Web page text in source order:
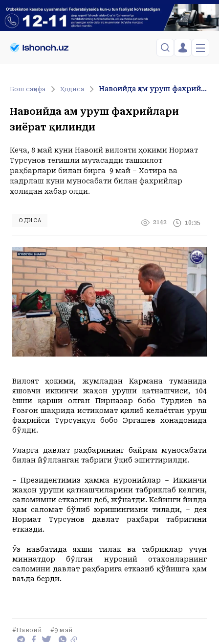
Жамият
Иқтисод
ХОРИЖ
Сиёсат
ЎЗГАЧА РАКУРС
МЕҲНАТ ҲУҚУҚИ
ҲОДИСА
Маданият ва маърифат
Адабиёт
Илмий ишлар
Мақолалар
Касаба фаоллари учун қўлланмалар
БОШҚАЛАР
Суратлар сўзлаганда...
Колумнистлар
АРХИВ
Ўзбекистон журналистлари
Toshkent Shahar
+27 c
Hozir
+27C
23:00
+25C
O'z Ўз
Telefon raqamingizni kiritng
Менинг саҳифам
СақланганларToshkent Shahar
+27
Hozir
+27C
Juma, 07 +27 +20
Shanba, 08 +29 +20
Yakshanba, 09 +29 +20
Dushanba, 10 +27 +20
Seshanba, 11 +28 +20
Chorshanba, 12 +28 +20
Payshanba, 13 +26 +20
Juma, 14 null
Бош саҳифа Ҳодиса Навоийда ҳам уруш фахрийлари зиёрат қилинди
Навоийда ҳам уруш фахрийлари
зиёрат қилинди
Кеча, 8 май куни Навоий вилояти ҳокими Нормат
Турсунов тегишли мутасадди ташкилот
раҳбарлари билан бирга 9 май – Хотира ва
қадрлаш куни муносабати билан фахрийлар
ҳолидан хабар олди.
ҲОДИСА 2142 10:35
Вилоят ҳокими, жумладан Кармана туманида
яшовчи иккинчи жаҳон уруши қатнашчиси, 104
ёшни қарши олган Пирназар бобо Турдиев ва
Ғозғон шаҳрида истиқомат қилиб келаётган уруш
фахрийси Турсунқул бобо Эргашев хонадонида
бўлди.
Уларга давлат раҳбарининг байрам муносабати
билан йўлланган табриги ўқиб эшиттирилди.
– Президентимиз ҳамма нуронийлар – Иккинчи
жаҳон уруши қатнашчиларини табриклаб келгин,
саломимни етказгин деб, жўнатди. Кейинги йилда
ҳам саломат бўлиб юришингизни тилади, – дея
Нормат Турсунов давлат раҳбари табригини
етказди.
Ўз навбатида яхши тилак ва табриклар учун
миннатдор бўлган нуроний отахонларнинг
саломини давлат раҳбарига етказиб қўйишга ҳам
ваъда берди.
#Навоий #9 май